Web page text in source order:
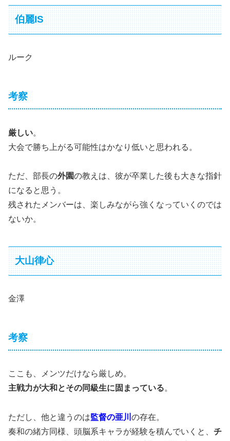
伯麗IS
ルーク
考察
厳しい。
大会で勝ち上がる可能性はかなり低いと思われる。
ただ、部長の外園の教えは、彼が卒業した後も大きな指針
になると思う。
残されたメンバーは、楽しみながら強くなっていくのでは
ないか。
大山律心
金澤
考察
ここも、メンツだけなら厳しめ。
主戦力が大和とその同級生に固まっている。
ただし、他と違うのは監督の亜川 の存在。
奏和の緒方同様、頭脳系キャラが経験を積んでいくと、 チ